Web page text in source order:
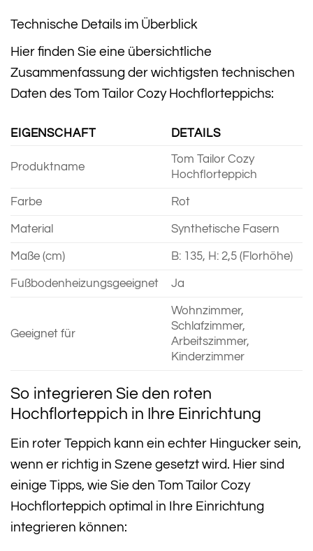
Technische Details im Überblick
Hier finden Sie eine übersichtliche
Zusammenfassung der wichtigsten technischen
Daten des Tom Tailor Cozy Hochflorteppichs:
EIGENSCHAFT DETAILS
Produktname
Tom Tailor Cozy
Hochflorteppich
Farbe Rot
Material Synthetische Fasern
Maße (cm) B: 135, H: 2,5 (Florhöhe)
Fußbodenheizungsgeeignet Ja
Geeignet für
Wohnzimmer,
Schlafzimmer,
Arbeitszimmer,
Kinderzimmer
So integrieren Sie den roten
Hochflorteppich in Ihre Einrichtung
Ein roter Teppich kann ein echter Hingucker sein,
wenn er richtig in Szene gesetzt wird. Hier sind
einige Tipps, wie Sie den Tom Tailor Cozy
Hochflorteppich optimal in Ihre Einrichtung
integrieren können: